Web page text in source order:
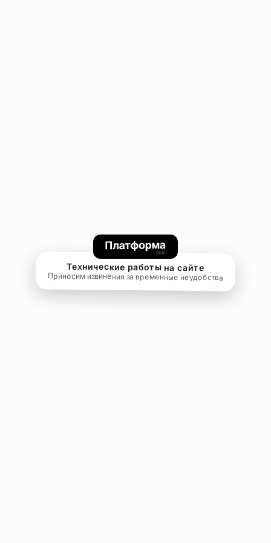
Технические работы на сайте
Приносим извинения за временные неудобства